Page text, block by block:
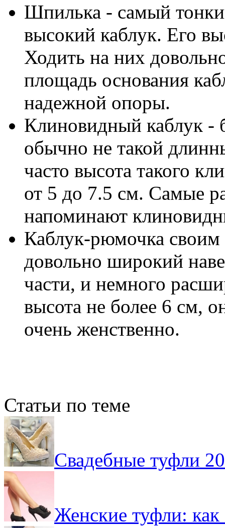
Шпилька - самый
высокий каблук. Его
Ходить на них
площадь основания
надежной опоры.
Клиновидный каблук -
обычно не такой
часто высота такого
от 5 до 7.5 см. Самые
напоминают
Каблук-рюмочка своим
довольно широкий
части, и немного
высота не более 6 см,
очень женственно.
Статьи по теме
Свадебные туфли
Женские туфли: как